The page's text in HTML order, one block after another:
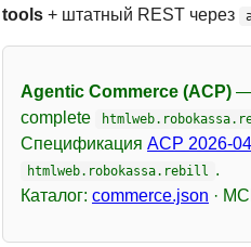
tools + штатный REST через
Agentic Commerce (ACP) —
complete
Спецификация ACP 2026-
htmlweb.robokassa.rebill .
Каталог: commerce.json ·